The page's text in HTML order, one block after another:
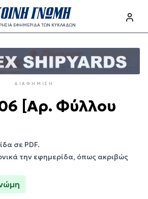
ΕΦΗΜΕΡΙΔΑ ΤΩΝ ΚΥΚΛΑΔΩΝ
ΔΙΑΦΉΜΙΣΗ
[Αρ. Φύλλου
σε PDF.
την εφημερίδα, όπως ακριβώς